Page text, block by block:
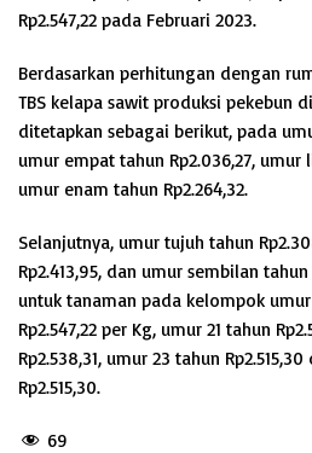
Rp2.547,22 pada Februari 2023.
Berdasarkan perhitungan dengan
TBS kelapa sawit produksi pekebun
ditetapkan sebagai berikut, pada
umur empat tahun Rp2.036,27, umur
umur enam tahun Rp2.264,32.
Selanjutnya, umur tujuh tahun
Rp2.413,95, dan umur sembilan
untuk tanaman pada kelompok
Rp2.547,22 per Kg, umur 21 tahun
Rp2.538,31, umur 23 tahun
Rp2.515,30.
69